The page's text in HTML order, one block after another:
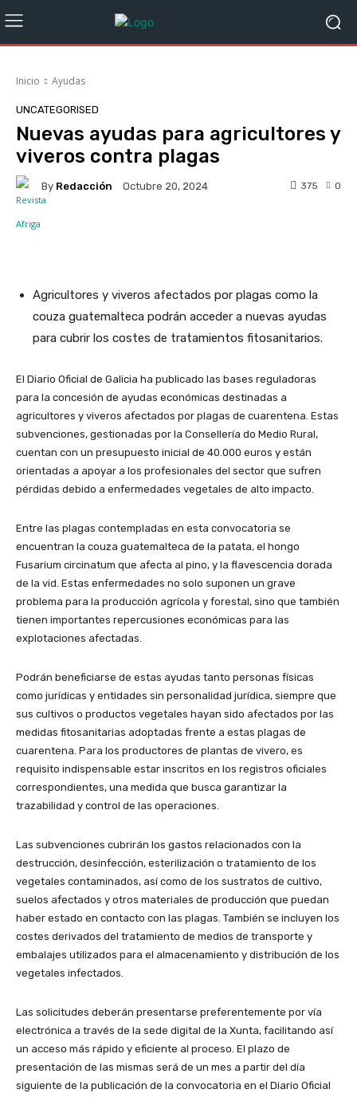
Inicio Ayudas
UNCATEGORISED
Nuevas ayudas para agricultores y
viveros contra plagas
By Redacción Octubre 20, 2024 0
375
Agricultores y viveros afectados por plagas como la
couza guatemalteca podrán acceder a nuevas ayudas
para cubrir los costes de tratamientos fitosanitarios.
El Diario Oficial de Galicia ha publicado las bases reguladoras
para la concesión de ayudas económicas destinadas a
agricultores y viveros afectados por plagas de cuarentena. Estas
subvenciones, gestionadas por la Consellería do Medio Rural,
cuentan con un presupuesto inicial de 40.000 euros y están
orientadas a apoyar a los profesionales del sector que sufren
pérdidas debido a enfermedades vegetales de alto impacto.
Entre las plagas contempladas en esta convocatoria se
encuentran la couza guatemalteca de la patata, el hongo
Fusarium circinatum que afecta al pino, y la flavescencia dorada
de la vid. Estas enfermedades no solo suponen un grave
problema para la producción agrícola y forestal, sino que también
tienen importantes repercusiones económicas para las
explotaciones afectadas.
Podrán beneficiarse de estas ayudas tanto personas físicas
como jurídicas y entidades sin personalidad jurídica, siempre que
sus cultivos o productos vegetales hayan sido afectados por las
medidas fitosanitarias adoptadas frente a estas plagas de
cuarentena. Para los productores de plantas de vivero, es
requisito indispensable estar inscritos en los registros oficiales
correspondientes, una medida que busca garantizar la
trazabilidad y control de las operaciones.
Las subvenciones cubrirán los gastos relacionados con la
destrucción, desinfección, esterilización o tratamiento de los
vegetales contaminados, así como de los sustratos de cultivo,
suelos afectados y otros materiales de producción que puedan
haber estado en contacto con las plagas. También se incluyen los
costes derivados del tratamiento de medios de transporte y
embalajes utilizados para el almacenamiento y distribución de los
vegetales infectados.
Las solicitudes deberán presentarse preferentemente por vía
electrónica a través de la sede digital de la Xunta, facilitando así
un acceso más rápido y eficiente al proceso. El plazo de
presentación de las mismas será de un mes a partir del día
siguiente de la publicación de la convocatoria en el Diario Oficial